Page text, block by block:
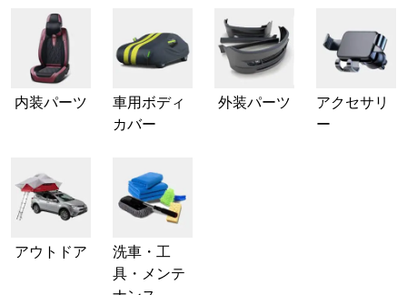
内装パーツ
車用ボディ
カバー
外装パーツ
アクセサリ
ー
アウトドア
洗車・工
具・メンテ